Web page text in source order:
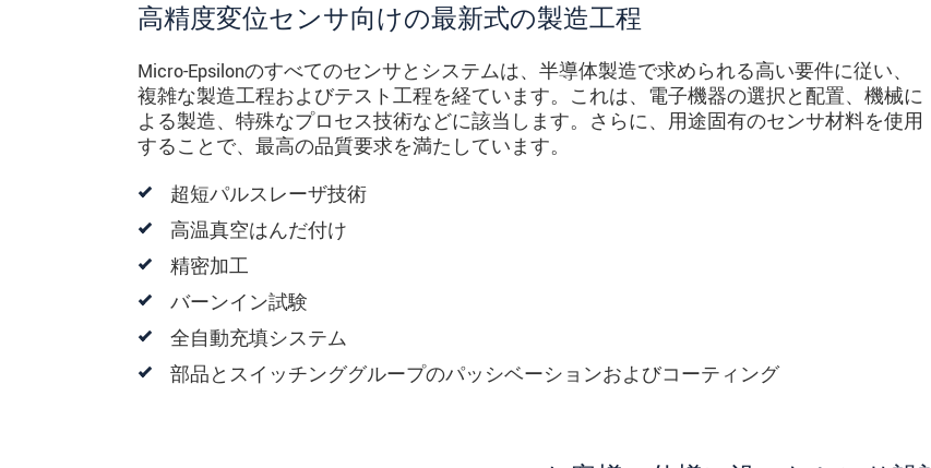
高精度変位センサ向けの最新式の製造工程
Micro-Epsilonのすべてのセンサとシステムは、半導体製造で求められる高い要件に従い、
複雑な製造工程およびテスト工程を経ています。これは、電子機器の選択と配置、機械に
よる製造、特殊なプロセス技術などに該当します。さらに、用途固有のセンサ材料を使用
することで、最高の品質要求を満たしています。
超短パルスレーザ技術
高温真空はんだ付け
精密加工
バーンイン試験
全自動充填システム
部品とスイッチンググループのパッシベーションおよびコーティング